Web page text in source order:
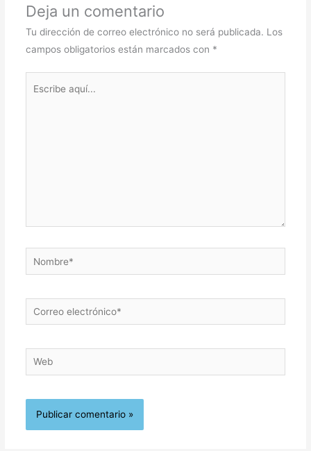
Deja un comentario
Tu dirección de correo electrónico no será publicada. Los
campos obligatorios están marcados con *
Nombre*
Correo
electrónico*
Web